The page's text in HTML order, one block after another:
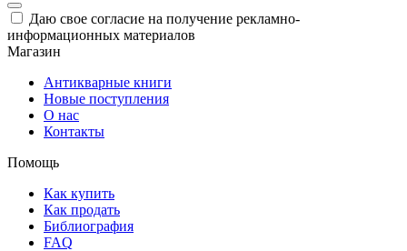
Даю свое согласие на получение рекламно-
информационных материалов
Магазин
Антикварные книги
Новые поступления
О нас
Контакты
Помощь
Как купить
Как продать
Библиография
FAQ